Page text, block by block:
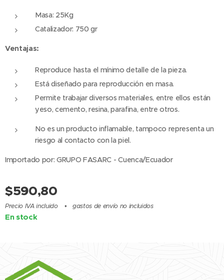
Masa: 25Kg
Catalizador: 750 gr
Ventajas:
Reproduce hasta el mínimo detalle de la pieza.
Está diseñado para reproducción en masa.
Permite trabajar diversos materiales, entre ellos están
yeso, cemento, resina, parafina, entre otros.
No es un producto inflamable, tampoco representa un
riesgo al contacto con la piel.
Importado por: GRUPO FASARC - Cuenca/Ecuador
$590,80
Precio IVA incluido gastos de envío no incluidos
En stock